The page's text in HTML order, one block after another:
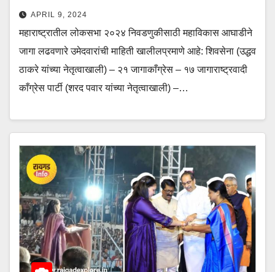
APRIL 9, 2024
महाराष्ट्रातील लोकसभा २०२४ निवडणुकीसाठी महाविकास आघाडीने
जागा लढवणारे उमेदवारांची माहिती खालीलप्रमाणे आहे: शिवसेना (उद्धव
ठाकरे यांच्या नेतृत्वाखाली) – २१ जागाकाँग्रेस – १७ जागाराष्ट्रवादी
काँग्रेस पार्टी (शरद पवार यांच्या नेतृत्वाखाली) –…